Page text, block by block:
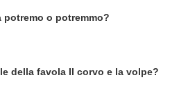
potremo o potremmo?
della favola Il corvo e la volpe?